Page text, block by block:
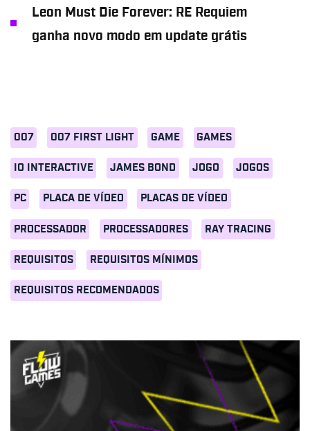
007 007 FIRST LIGHT GAME GAMES
IO INTERACTIVE JAMES BOND JOGO JOGOS
PC PLACA DE VÍDEO PLACAS DE VÍDEO
PROCESSADOR PROCESSADORES RAY TRACING
REQUISITOS REQUISITOS MÍNIMOS
REQUISITOS RECOMENDADOS
Leon Must Die Forever: RE Requiem
ganha novo modo em update grátis